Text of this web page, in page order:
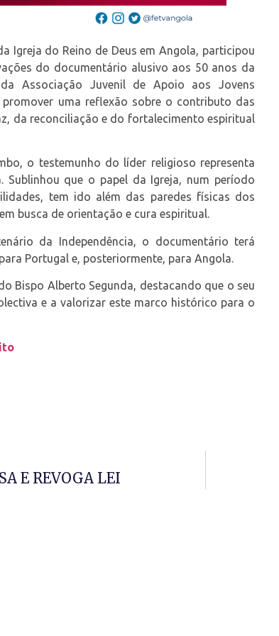
Igreja do Reino de Deus em Angola, participou
do documentário alusivo aos 50 anos da
Associação Juvenil de Apoio aos Jovens
promover uma reflexão sobre o contributo das
da reconciliação e do fortalecimento espiritual
o testemunho do líder religioso representa
Sublinhou que o papel da Igreja, num período
tem ido além das paredes físicas dos
busca de orientação e cura espiritual.
da Independência, o documentário terá
Portugal e, posteriormente, para Angola.
Bispo Alberto Segunda, destacando que o seu
e a valorizar este marco histórico para o
E REVOGA LEI